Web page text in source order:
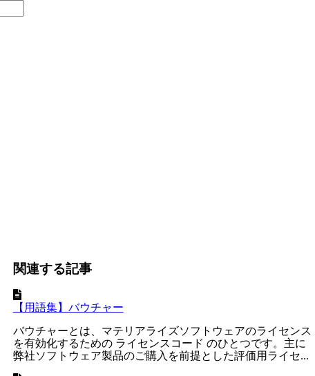
関連する記事
【用語集】バウチャー
バウチャーとは、マテリアライズソフトウェアのライセンス
を有効化するための ライセンスコード のひとつです。主に
弊社ソフトウェア製品のご購入を前提とした評価用ライセ...